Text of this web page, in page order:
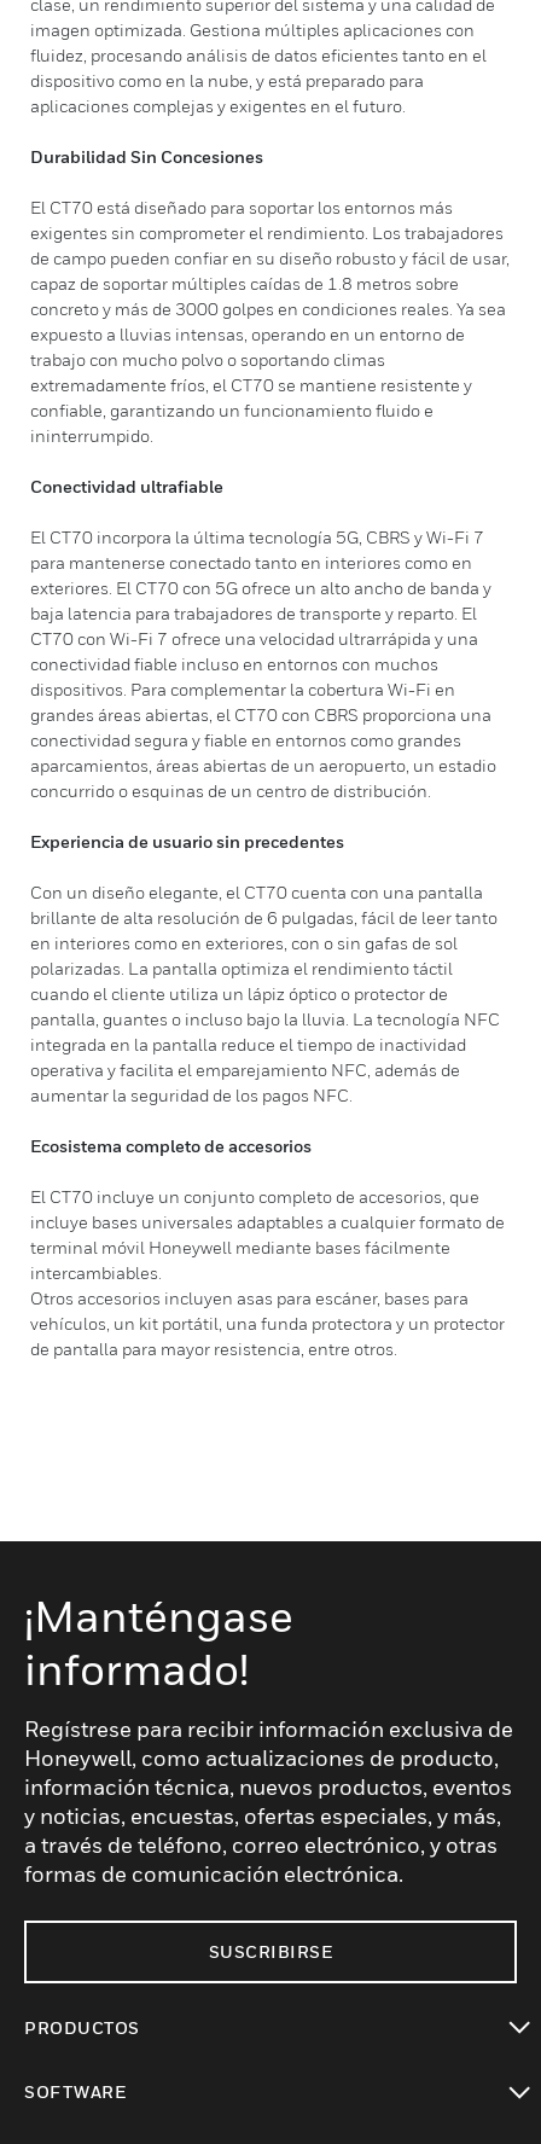
clase, un rendimiento superior del sistema y una calidad de
imagen optimizada. Gestiona múltiples aplicaciones con
fluidez, procesando análisis de datos eficientes tanto en el
dispositivo como en la nube, y está preparado para
aplicaciones complejas y exigentes en el futuro.
Durabilidad Sin Concesiones
El CT70 está diseñado para soportar los entornos más
exigentes sin comprometer el rendimiento. Los trabajadores
de campo pueden confiar en su diseño robusto y fácil de usar,
capaz de soportar múltiples caídas de 1.8 metros sobre
concreto y más de 3000 golpes en condiciones reales. Ya sea
expuesto a lluvias intensas, operando en un entorno de
trabajo con mucho polvo o soportando climas
extremadamente fríos, el CT70 se mantiene resistente y
confiable, garantizando un funcionamiento fluido e
ininterrumpido.
Conectividad ultrafiable
El CT70 incorpora la última tecnología 5G, CBRS y Wi-Fi 7
para mantenerse conectado tanto en interiores como en
exteriores. El CT70 con 5G ofrece un alto ancho de banda y
baja latencia para trabajadores de transporte y reparto. El
CT70 con Wi-Fi 7 ofrece una velocidad ultrarrápida y una
conectividad fiable incluso en entornos con muchos
dispositivos. Para complementar la cobertura Wi-Fi en
grandes áreas abiertas, el CT70 con CBRS proporciona una
conectividad segura y fiable en entornos como grandes
aparcamientos, áreas abiertas de un aeropuerto, un estadio
concurrido o esquinas de un centro de distribución.
Experiencia de usuario sin precedentes
Con un diseño elegante, el CT70 cuenta con una pantalla
brillante de alta resolución de 6 pulgadas, fácil de leer tanto
en interiores como en exteriores, con o sin gafas de sol
polarizadas. La pantalla optimiza el rendimiento táctil
cuando el cliente utiliza un lápiz óptico o protector de
pantalla, guantes o incluso bajo la lluvia. La tecnología NFC
integrada en la pantalla reduce el tiempo de inactividad
operativa y facilita el emparejamiento NFC, además de
aumentar la seguridad de los pagos NFC.
Ecosistema completo de accesorios
El CT70 incluye un conjunto completo de accesorios, que
incluye bases universales adaptables a cualquier formato de
terminal móvil Honeywell mediante bases fácilmente
intercambiables.
Otros accesorios incluyen asas para escáner, bases para
vehículos, un kit portátil, una funda protectora y un protector
de pantalla para mayor resistencia, entre otros.
¡Manténgase
informado!
Regístrese para recibir información exclusiva de
Honeywell, como actualizaciones de producto,
información técnica, nuevos productos, eventos
y noticias, encuestas, ofertas especiales, y más,
a través de teléfono, correo electrónico, y otras
formas de comunicación electrónica.
SUSCRIBIRSE
PRODUCTOS
SOFTWARE